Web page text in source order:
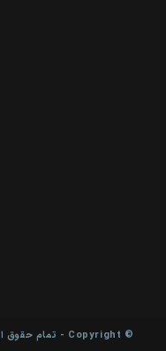
© Copyright - تمام حقوق این اثر متعلق به وب سایت MyTor.ir است.